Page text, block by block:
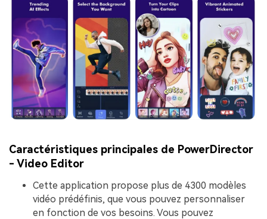
Caractéristiques principales de PowerDirector
- Video Editor
Cette application propose plus de 4300 modèles
vidéo prédéfinis, que vous pouvez personnaliser
en fonction de vos besoins. Vous pouvez